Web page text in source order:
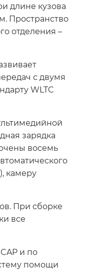
длине кузова
Пространство
отделения –
с двумя
WLTC
зарядка
восемь
камеру
При сборке
все
и по
помощи